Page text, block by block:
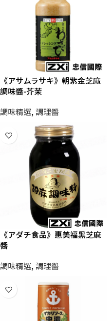
《アサムラサキ》朝紫金芝麻
調味醬-芥茉
調味精選,調理醬
《アダチ食品》惠美福黑芝麻
醬
調味精選,調理醬